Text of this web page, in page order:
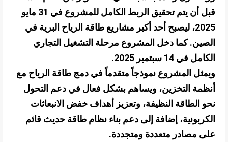
قبل أن يتم تحقيق الربط الكامل للمشروع في 31 مايو
2025، ليصبح أحد أكبر مشاريع طاقة الرياح البرية في
الصين. كما دخل المشروع مرحلة التشغيل التجاري
الكامل في 14 سبتمبر 2025.
ويمثل المشروع نموذجاً متقدماً في دمج طاقة الرياح مع
أنظمة التخزين، ويساهم بشكل فعال في دعم التحول
نحو الطاقة النظيفة، وتعزيز أهداف خفض الانبعاثات
الكربونية، إضافة إلى دعم بناء نظام طاقة حديث قائم
على مصادر متعددة ومتجددة.